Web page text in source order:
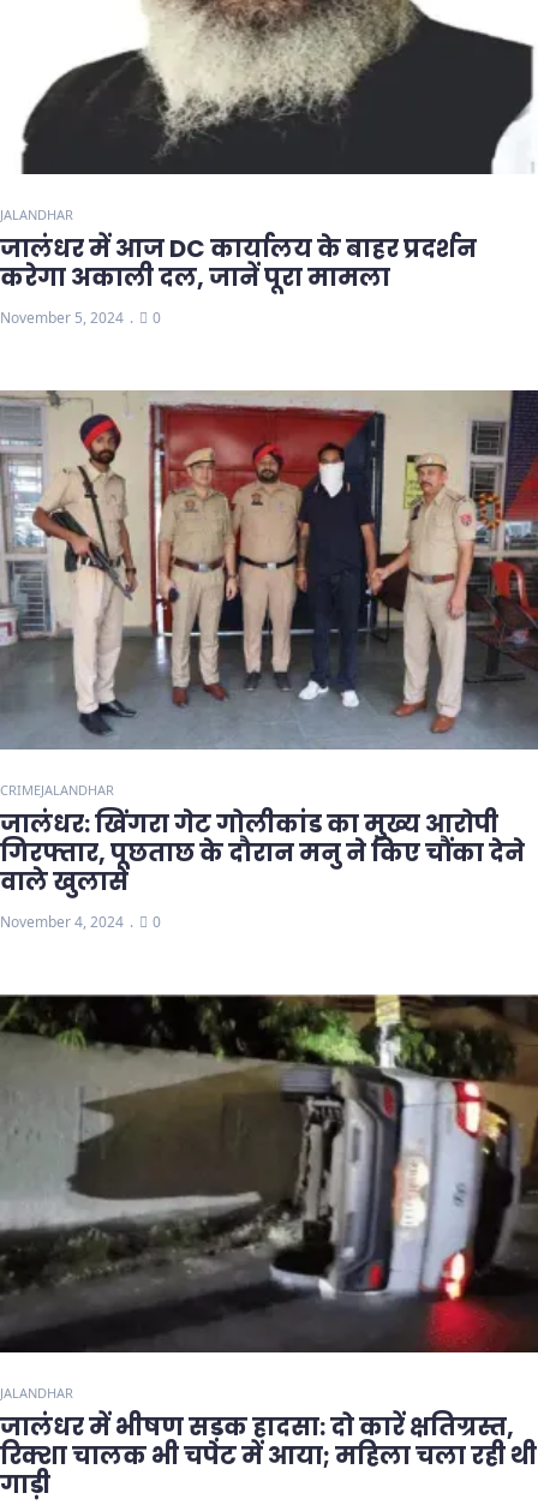
JALANDHAR
जालंधर में आज DC कार्यालय के बाहर प्रदर्शन
करेगा अकाली दल, जानें पूरा मामला
November 5, 2024 0
CRIMEJALANDHAR
जालंधर: खिंगरा गेट गोलीकांड का मुख्य आरोपी
गिरफ्तार, पूछताछ के दौरान मनु ने किए चौंका देने
वाले खुलासे
November 4, 2024 0
JALANDHAR
जालंधर में भीषण सड़क हादसा: दो कारें क्षतिग्रस्त,
रिक्शा चालक भी चपेट में आया; महिला चला रही थी
गाड़ी